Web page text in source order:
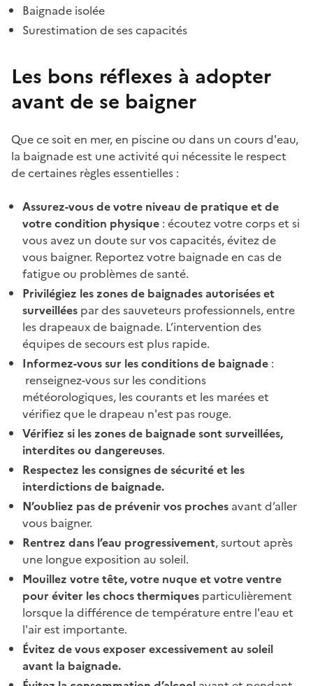
Baignade isolée
Surestimation de ses capacités
Les bons réflexes à adopter
avant de se baigner
Que ce soit en mer, en piscine ou dans un cours d'eau,
la baignade est une activité qui nécessite le respect
de certaines règles essentielles :
Assurez-vous de votre niveau de pratique et de
votre condition physique : écoutez votre corps et si
vous avez un doute sur vos capacités, évitez de
vous baigner. Reportez votre baignade en cas de
fatigue ou problèmes de santé.
Privilégiez les zones de baignades autorisées et
surveillées par des sauveteurs professionnels, entre
les drapeaux de baignade. L’intervention des
équipes de secours est plus rapide.
Informez-vous sur les conditions de baignade :
renseignez-vous sur les conditions
météorologiques, les courants et les marées et
vérifiez que le drapeau n'est pas rouge.
Vérifiez si les zones de baignade sont surveillées,
interdites ou dangereuses.
Respectez les consignes de sécurité et les
interdictions de baignade.
N’oubliez pas de prévenir vos proches avant d’aller
vous baigner.
Rentrez dans l’eau progressivement, surtout après
une longue exposition au soleil.
Mouillez votre tête, votre nuque et votre ventre
pour éviter les chocs thermiques particulièrement
lorsque la différence de température entre l'eau et
l'air est importante.
Évitez de vous exposer excessivement au soleil
avant la baignade.